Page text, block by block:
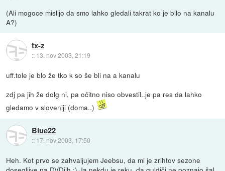
(Ali mogoce mislijo da smo lahko gledali takrat ko je bilo na kanalu
A?)
tx-z
:: 13. nov 2003, 21:19
uff.tole je blo že tko k so še bli na a kanalu
zdj pa jih že dolg ni, pa očitno niso obvestil..je pa res da lahko
gledamo v sloveniji (doma..)
Blue22
:: 17. nov 2003, 17:50
Heh. Kot prvo se zahvaljujem Jeebsu, da mi je zrihtov sezone